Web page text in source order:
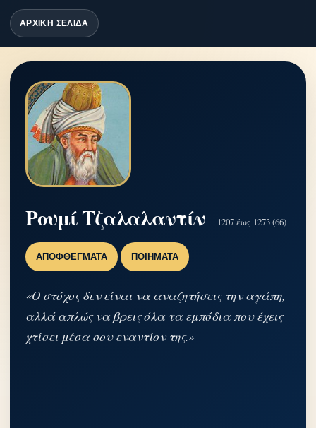
ΑΡΧΙΚΗ ΣΕΛΙΔΑ
Ρουμί Τζαλαλαντίν 1207 έως 1273 (66)
ΑΠΟΦΘΈΓΜΑΤΑ ΠΟΙΉΜΑΤΑ
«Ο στόχος δεν είναι να αναζητήσεις την αγάπη,
αλλά απλώς να βρεις όλα τα εμπόδια που έχεις
χτίσει μέσα σου εναντίον της.»